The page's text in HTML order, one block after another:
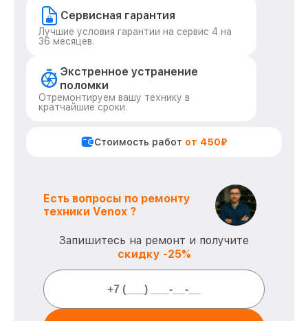
Сервисная гарантия
Лучшие условия гарантии на сервис 4 на
36 месяцев.
Экстренное устранение
поломки
Отремонтируем вашу технику в
кратчайшие сроки.
Стоимость работ от 450₽
Есть вопросы по ремонту
техники Venox ?
Запишитесь на ремонт и получите
скидку -25%